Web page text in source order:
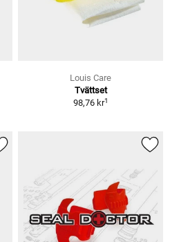
Louis Care
Tvättset
98,76 kr1